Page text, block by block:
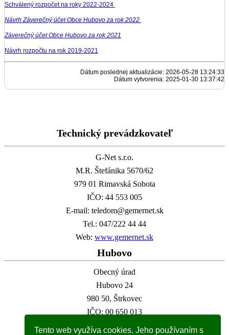
Tento web využíva cookies. Jeho používaním s
Schválený rozpočet na roky 2022-2024
Návrh Záverečný účet Obce Hubovo za rok 2022
Záverečný účet Obce Hubovo za rok 2021
Návrh rozpočtu na rok 2019-2021
Dátum poslednej aktualizácie: 2026-05-28 13:24:33
Dátum vytvorenia: 2025-01-30 13:37:42
Technický prevádzkovateľ
G-Net s.r.o.
M.R. Štefánika 5670/62
979 01 Rimavská Sobota
IČO: 44 553 005
E-mail: teledom@gemernet.sk
Tel.: 047/222 44 44
Web: www.gemernet.sk
Hubovo
Obecný úrad
Hubovo 24
980 50, Štrkovec
IČO: 00 650 013
E-mail:
info@hubovo.sk